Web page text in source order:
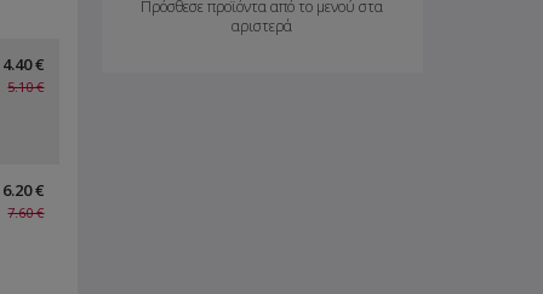
4.40 €
5.10 €
6.20 €
7.60 €
Πρόσθεσε προϊόντα από το μενού στα
αριστερά